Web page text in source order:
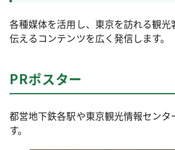
各種媒体を活用し、東京を訪れる観光
伝えるコンテンツを広く発信します。
PRポスター
都営地下鉄各駅や東京観光情報センタ
す。